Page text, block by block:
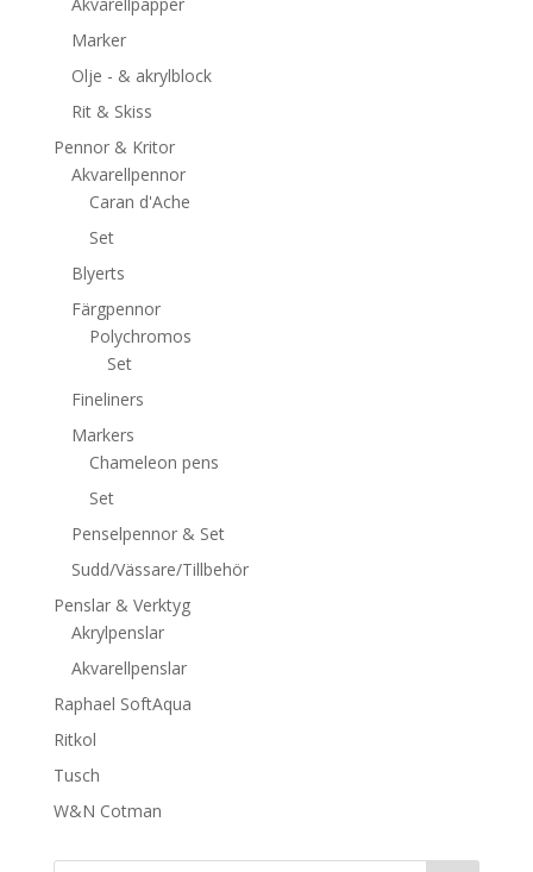
Marker
Olje - & akrylblock
Rit & Skiss
Pennor & Kritor
Akvarellpennor
Caran d'Ache
Set
Blyerts
Färgpennor
Polychromos
Set
Fineliners
Markers
Chameleon pens
Set
Penselpennor & Set
Sudd/Vässare/Tillbehör
Penslar & Verktyg
Akrylpenslar
Akvarellpenslar
Raphael SoftAqua
Ritkol
Tusch
W&N Cotman